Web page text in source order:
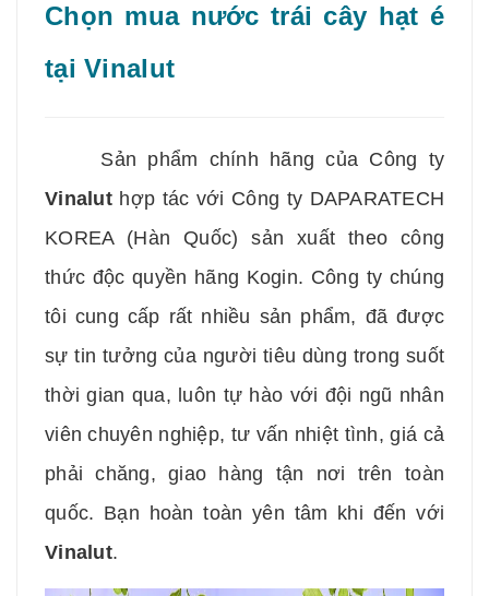
Chọn mua nước trái cây hạt é
tại Vinalut
Sản phẩm chính hãng của Công ty
Vinaluthợp tác với Công ty DAPARATECH
KOREA (Hàn Quốc) sản xuất theo công
thức độc quyền hãng Kogin. Công ty chúng
tôi cung cấp rất nhiều sản phẩm, đã được
sự tin tưởng của người tiêu dùng trong suốt
thời gian qua, luôn tự hào với đội ngũ nhân
viên chuyên nghiệp, tư vấn nhiệt tình, giá cả
phải chăng, giao hàng tận nơi trên toàn
quốc. Bạn hoàn toàn yên tâm khi đến với
Vinalut.